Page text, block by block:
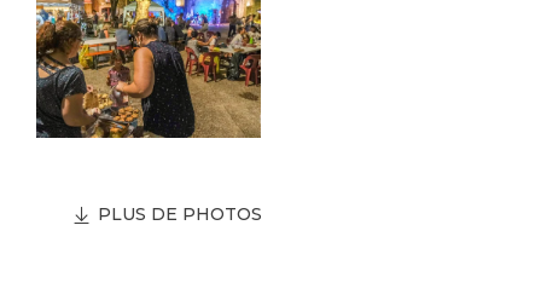
PLUS DE PHOTOS